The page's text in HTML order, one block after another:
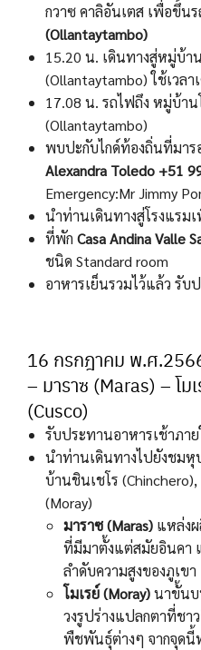
กวาซ คาลิอันเตส เพื่อขึ้น
(Ollantaytambo)
15.20 น. เดินทางสู่หมู่บ้า
(Ollantaytambo) ใช้เวล
17.08 น. รถไฟถึง หมู่บ้า
(Ollantaytambo)
พบปะกับไกด์ท้องถิ่นที่มาร
Alexandra Toledo +51
Emergency:Mr Jimmy
นำท่านเดินทางสู่โรงแรม
ที่พัก Casa Andina Valle
ชนิด Standard room
อาหารเย็นรวมไว้แล้ว รับ
16 กรกฎาคม พ.ศ
– มาราซ (Maras) – โม
(Cusco)
รับประทานอาหารเช้าภา
นำท่านเดินทางไปยังชมหุ
บ้านชินเชโร (Chinchero),
(Moray)
มาราซ (Maras) แหล่ง
ที่มีมาตั้งแต่สมัยอินคา
ลำดับความสูงของภูเขา
โมเรย์ (Moray)นาขั้นบ
วงรูปร่างแปลกตาที่ชา
พืชพันธุ์ต่างๆ จากจุดนี้